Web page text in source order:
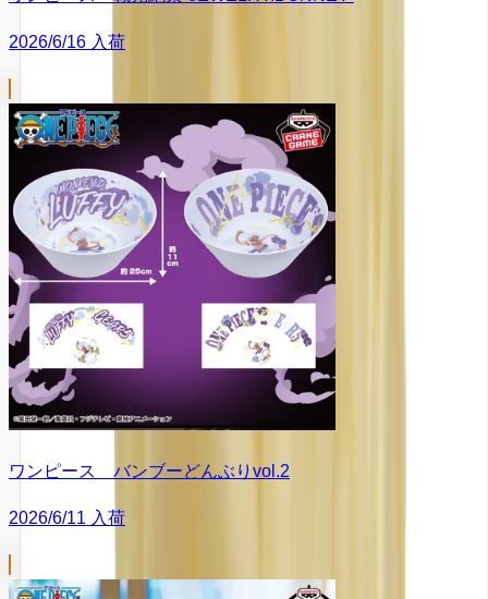
2026/6/16 入荷
ワンピース バンブーどんぶりvol.2
2026/6/11 入荷